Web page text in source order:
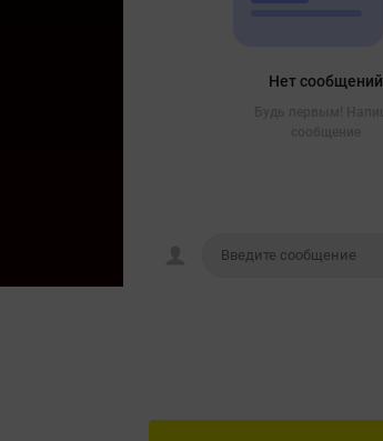
Нет сообщений